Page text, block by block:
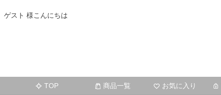
ゲスト 様こんにちは
TOP
商品一覧 お気に入り